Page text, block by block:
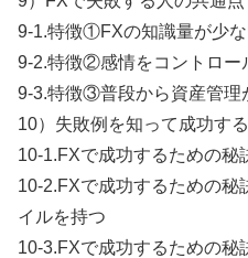
9-1.特徴①FXの知識量が少
9-2.特徴②感情をコントロー
9-3.特徴③普段から資産管理
10）失敗例を知って成功す
10-1.FXで成功するための
10-2.FXで成功するための
イルを持つ
10-3.FXで成功するための